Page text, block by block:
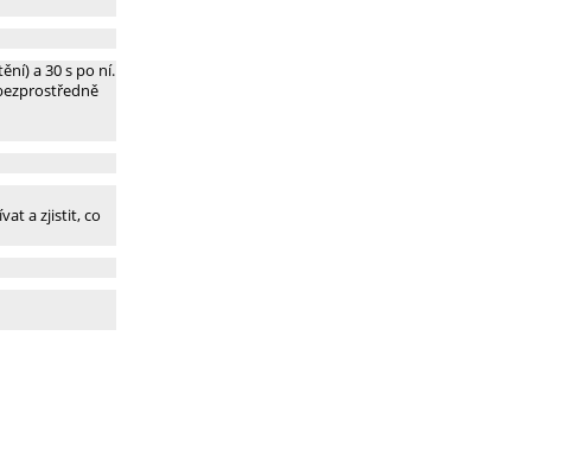
a 30 s po ní.
a zjistit, co